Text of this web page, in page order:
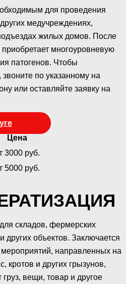
для проведения
медучреждениях,
жилых домов. После
многоуровневую
патогенов. Чтобы
звоните по указанному на
или оставляйте заявку на
Цена
3000 руб.
5000 руб.
складов, фермерских
других объектов. Заключается
направленных на
и других грызунов,
вещи, товар и другое